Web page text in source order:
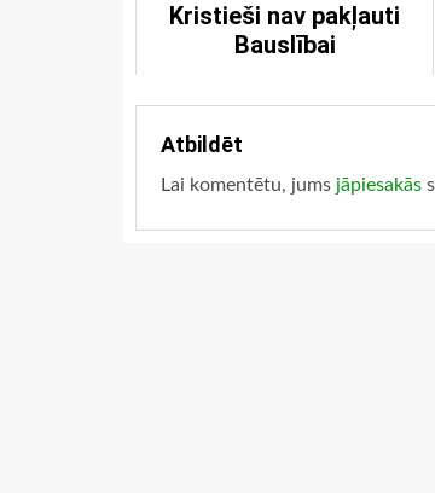
Kristieši nav pakļauti
Bauslībai
Atbildēt
Lai komentētu, jums jāpiesakās